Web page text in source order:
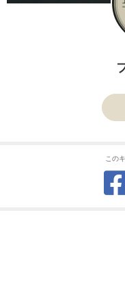
この